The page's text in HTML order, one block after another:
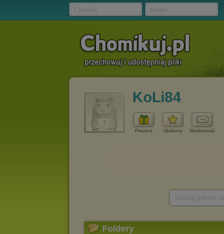
KoLi84
Prezent Ulubiony Wiadomość
Foldery